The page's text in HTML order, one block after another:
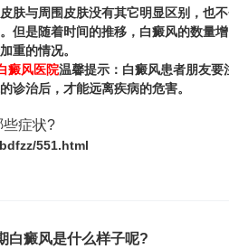
肤与周围皮肤没有其它明显区别，也
但是随着时间的推移，白癜风的数量增
重的情况。
癜风医院温馨提示：白癜风患者朋友要
诊治后，才能远离疾病的危害。
些症状?
551.html
白癜风是什么样子呢?